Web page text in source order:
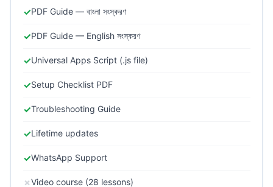
✓PDF Guide — বাংলা সংস্করণ
✓PDF Guide — English সংস্করণ
✓Universal Apps Script (.js file)
✓Setup Checklist PDF
✓Troubleshooting Guide
✓Lifetime updates
✓WhatsApp Support
✗Video course (28 lessons)